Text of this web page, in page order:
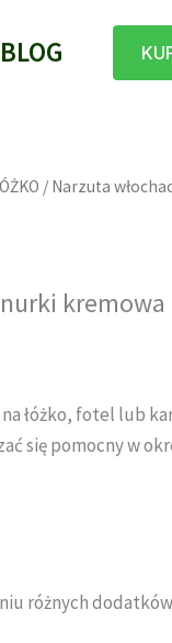
BLOG
/ Narzuta
kremowa
łóżko, fotel lub
się pomocny w
różnych